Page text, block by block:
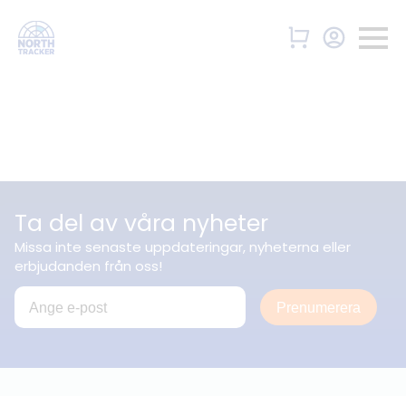
Ta del av våra nyheter
Missa inte senaste uppdateringar, nyheterna eller
erbjudanden från oss!
Prenumerera